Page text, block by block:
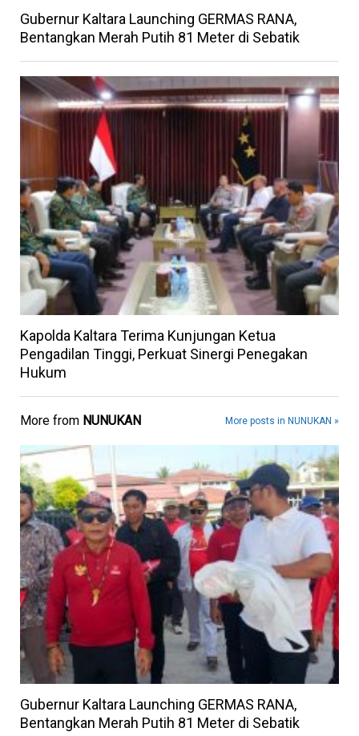
Gubernur Kaltara Launching GERMAS RANA,
Bentangkan Merah Putih 81 Meter di Sebatik
Kapolda Kaltara Terima Kunjungan Ketua
Pengadilan Tinggi, Perkuat Sinergi Penegakan
Hukum
More from NUNUKAN More posts in NUNUKAN »
Gubernur Kaltara Launching GERMAS RANA,
Bentangkan Merah Putih 81 Meter di Sebatik